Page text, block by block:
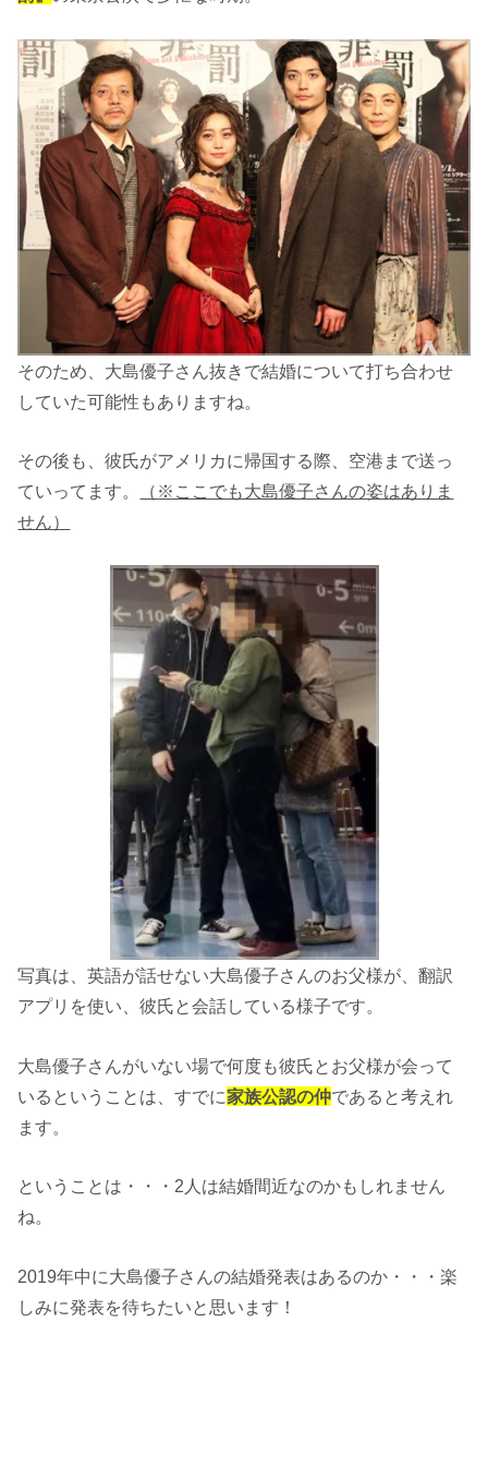
そのため、大島優子さん抜きで結婚について打ち合わせ
していた可能性もありますね。
その後も、彼氏がアメリカに帰国する際、空港まで送っ
ていってます。
（※ここでも大島優子さんの姿はありま
せん）
写真は、英語が話せない大島優子さんのお父様が、翻訳
アプリを使い、彼氏と会話している様子です。
大島優子さんがいない場で何度も彼氏とお父様が会って
いるということは、すでに家族公認の仲であると考えれ
ます。
ということは・・・2人は結婚間近なのかもしれません
ね。
2019年中に大島優子さんの結婚発表はあるのか・・・楽
しみに発表を待ちたいと思います！